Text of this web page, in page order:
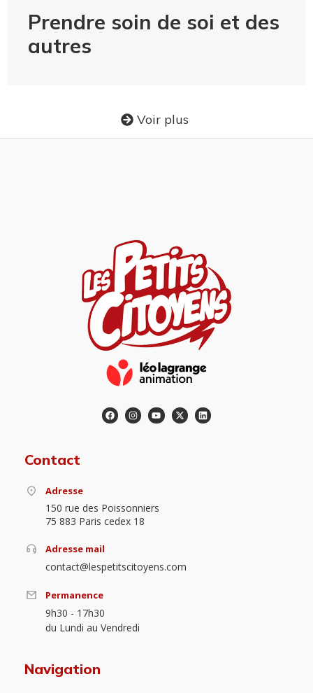
Prendre soin de soi et des
autres
Voir plus
Contact
Adresse
150 rue des Poissonniers
75 883 Paris cedex 18
Adresse mail
contact@lespetitscitoyens.com
Permanence
9h30 - 17h30
du Lundi au Vendredi
Navigation